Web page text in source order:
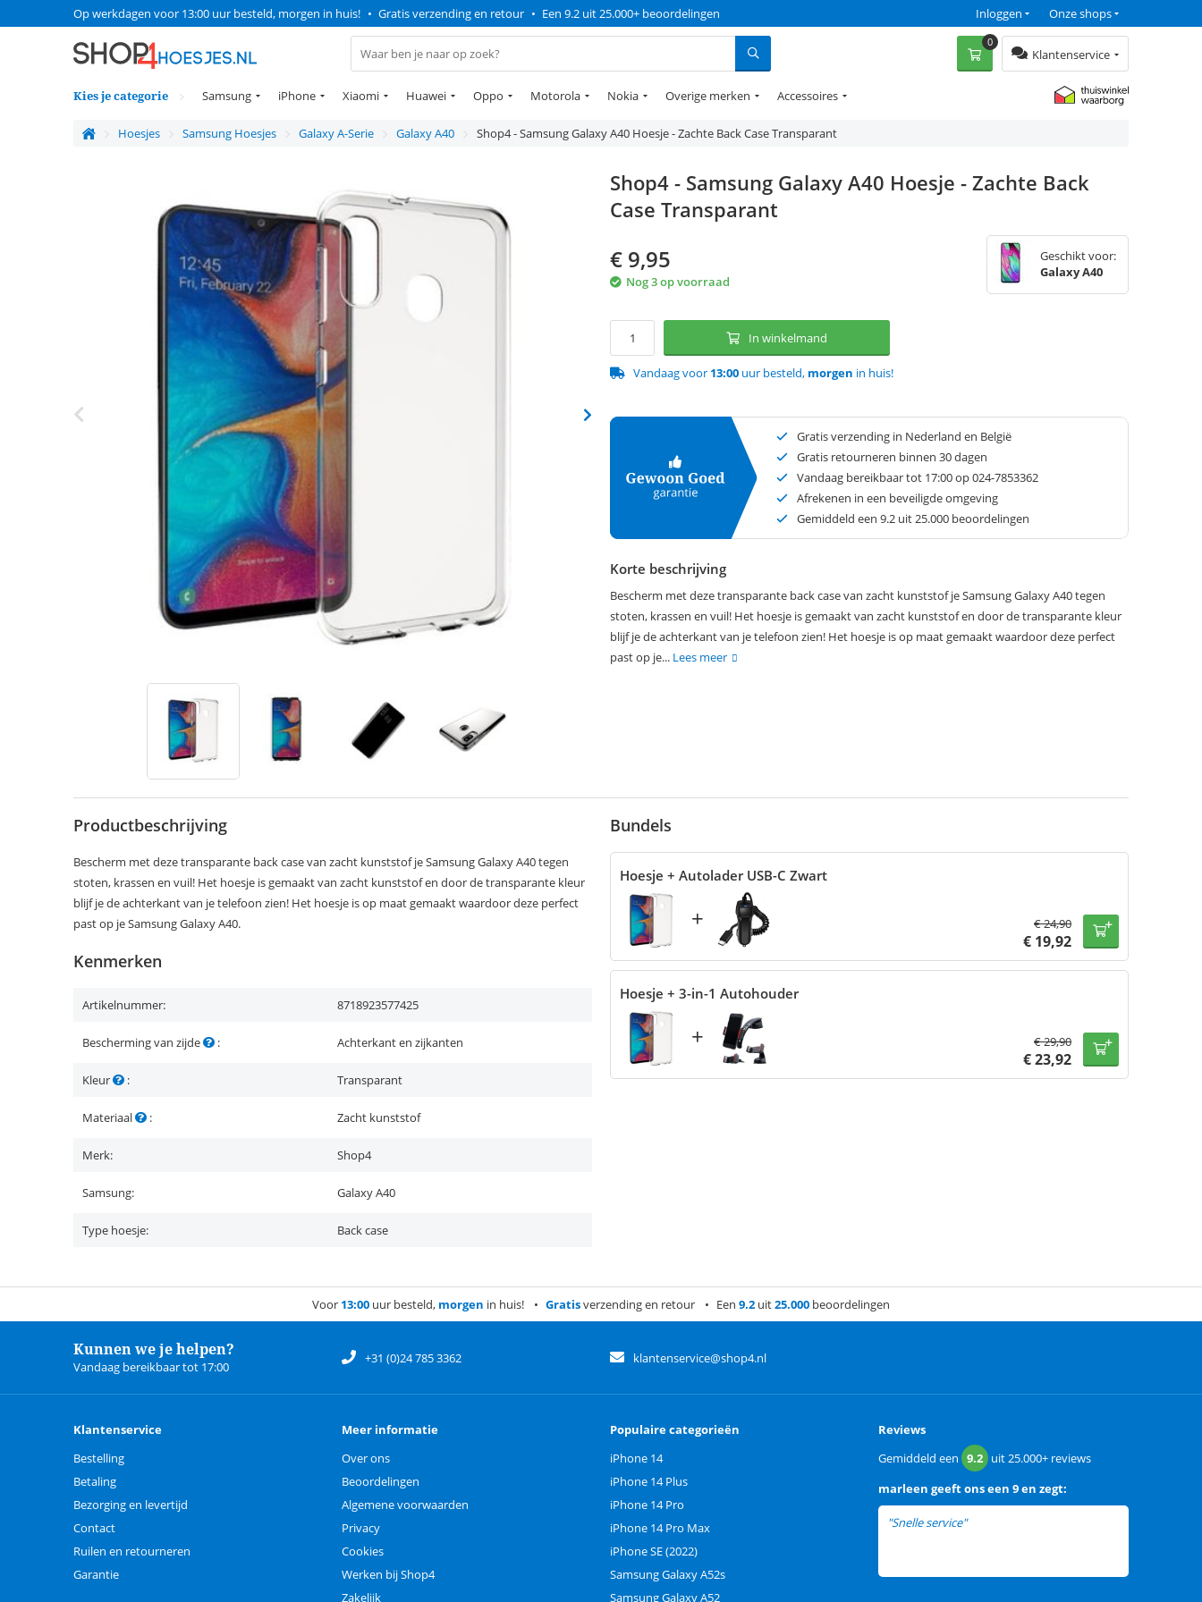
Op werkdagen voor 13:00 uur besteld, morgen in huis! • Gratis verzending en retour • Een 9.2 uit 25.000+ beoordelingen Onze shops
Inloggen
Klantenservice
0
Kies je categorie Samsung iPhone Xiaomi Huawei Oppo Motorola Nokia Overige merken Accessoires
Hoesjes Samsung Hoesjes Galaxy A-Serie Galaxy A40 Shop4 - Samsung Galaxy A40 Hoesje - Zachte Back Case Transparant
Shop4 - Samsung Galaxy A40 Hoesje - Zachte Back
Case Transparant
€ 9,95
Nog 3 op voorraad
Geschikt voor:
Galaxy A40
In winkelmand
Vandaag voor 13:00 uur besteld, morgen in huis!
Gratis verzending in Nederland en België
Gratis retourneren binnen 30 dagen
Vandaag bereikbaar tot 17:00 op 024-7853362
Afrekenen in een beveiligde omgeving
Gemiddeld een 9.2 uit 25.000 beoordelingen
Korte beschrijving
Bescherm met deze transparante back case van zacht kunststof je Samsung Galaxy A40 tegen
stoten, krassen en vuil! Het hoesje is gemaakt van zacht kunststof en door de transparante kleur
blijf je de achterkant van je telefoon zien! Het hoesje is op maat gemaakt waardoor deze perfect
past op je... Lees meer
Productbeschrijving
Bescherm met deze transparante back case van zacht kunststof je Samsung Galaxy A40 tegen
stoten, krassen en vuil! Het hoesje is gemaakt van zacht kunststof en door de transparante kleur
blijf je de achterkant van je telefoon zien! Het hoesje is op maat gemaakt waardoor deze perfect
past op je Samsung Galaxy A40.
Kenmerken
Artikelnummer: 8718923577425
Bescherming van zijde : Achterkant en zijkanten
Kleur : Transparant
Materiaal : Zacht kunststof
Merk: Shop4
Samsung: Galaxy A40
Type hoesje: Back case
Bundels
Hoesje + Autolader USB-C Zwart
+ €24,90
€ 19,92
Hoesje + 3-in-1 Autohouder
+ €29,90
€23,92
Voor 13:00 uur besteld, morgen in huis! Gratisverzending en retour Een 9.2 uit25.000 beoordelingen
Kunnen we je helpen?
Vandaag bereikbaar tot 17:00
+31 (0)24 785 3362 klantenservice@shop4.nl
Klantenservice
Bestelling
Betaling
Bezorging en levertijd
Contact
Ruilen en retourneren
Garantie
Meer informatie
Over ons
Beoordelingen
Algemene voorwaarden
Privacy
Cookies
Werken bij Shop4
Zakelijk
Populaire categorieën
iPhone 14
iPhone 14 Plus
iPhone 14 Pro
iPhone 14 Pro Max
iPhone SE (2022)
Samsung Galaxy A52s
Samsung Galaxy A52
Reviews
Gemiddeld een 9.2 uit25.000+ reviews
marleen geeft ons een 9 en zegt:
"Snelle service"